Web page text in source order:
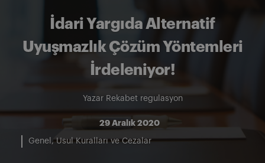
İdari Yargıda Alternatif
Uyuşmazlık Çözüm Yöntemleri
İrdeleniyor!
Yazar Rekabet regulasyon
29 Aralık 2020
Genel Usul Kuralları ve Cezalar